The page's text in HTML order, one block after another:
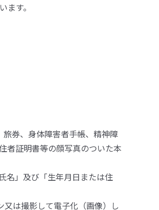
す。
券、身体障害者手帳、精神障
者証明書等の顔写真のついた本
名」及び「生年月日または住
は撮影して電子化（画像）し